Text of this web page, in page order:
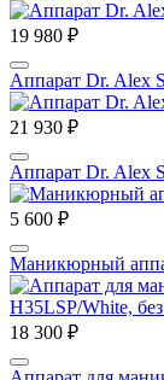
19 980 ₽
Аппарат Dr. Alex
21 930 ₽
Аппарат Dr. Alex
5 600 ₽
Маникюрный
18 300 ₽